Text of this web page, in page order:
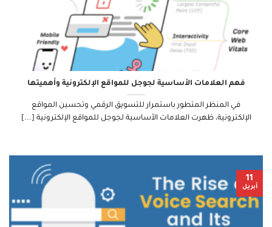
فهم العلامات الأساسية لجوجل للمواقع الإلكترونية وأهميتها
في المنظر المتطور باستمرار للتسويق الرقمي وتحسين المواقع
الإلكترونية، ظهرت العلامات الأساسية لجوجل للمواقع الإلكترونية [...]
11
أبريل